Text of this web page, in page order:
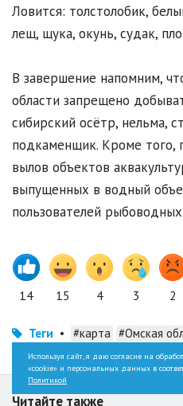
Ловится: толстолобик,
лещ, щука, окунь, судак,
В завершение напомним,
области запрещено
сибирский осётр, нельма,
подкаменщик. Кроме того,
вылов объектов
выпущенных в водный
пользователей рыбоводных
14 15 4 3 2
Теги • #карта #Омская
Читайте также
Используя сайт, я даю согласие на
«cookie» и персональных данных в
Политикой